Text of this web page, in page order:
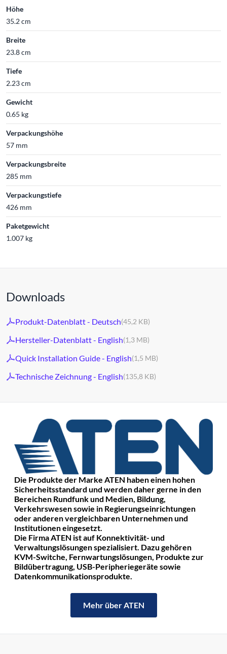
Höhe
35.2 cm
Breite
23.8 cm
Tiefe
2.23 cm
Gewicht
0.65 kg
Verpackungshöhe
57 mm
Verpackungsbreite
285 mm
Verpackungstiefe
426 mm
Paketgewicht
1.007 kg
Downloads
Produkt-Datenblatt - Deutsch(45,2 KB)
Hersteller-Datenblatt - English(1,3 MB)
Quick Installation Guide - English(1,5 MB)
Technische Zeichnung - English(135,8 KB)
Die Produkte der Marke ATEN haben einen hohen
Sicherheitsstandard und werden daher gerne in den
Bereichen Rundfunk und Medien, Bildung,
Verkehrswesen sowie in Regierungseinrichtungen
oder anderen vergleichbaren Unternehmen und
Institutionen eingesetzt.
Die Firma ATEN ist auf Konnektivität- und
Verwaltungslösungen spezialisiert. Dazu gehören
KVM-Switche, Fernwartungslösungen, Produkte zur
Bildübertragung, USB-Peripheriegeräte sowie
Datenkommunikationsprodukte.
Mehr über ATEN